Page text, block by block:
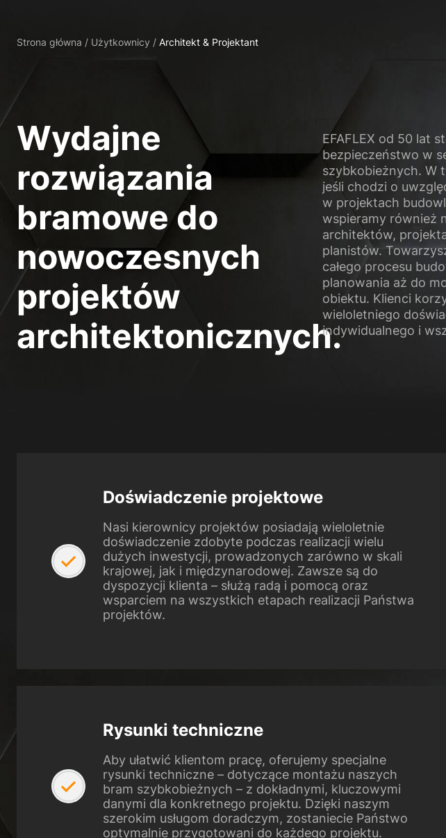
Strona główna / Użytkownicy / Architekt & Projektant
Wydajne
rozwiązania
bramowe do
nowoczesnych
projektów
architektonicznych.
EFAFLEX od 50 lat
bezpieczeństwo w
szybkobieżnych. W
jeśli chodzi o
w projektach
wspieramy również
architektów,
planistów.
całego procesu
planowania aż do
obiektu. Klienci
wieloletniego
indywidualnego i
Doświadczenie projektowe
Nasi kierownicy projektów posiadają wieloletnie
doświadczenie zdobyte podczas realizacji wielu
dużych inwestycji, prowadzonych zarówno w skali
krajowej, jak i międzynarodowej. Zawsze są do
dyspozycji klienta – służą radą i pomocą oraz
wsparciem na wszystkich etapach realizacji Państwa
projektów.
Rysunki techniczne
Aby ułatwić klientom pracę, oferujemy specjalne
rysunki techniczne – dotyczące montażu naszych
bram szybkobieżnych – z dokładnymi, kluczowymi
danymi dla konkretnego projektu. Dzięki naszym
szerokim usługom doradczym, zostaniecie Państwo
optymalnie przygotowani do każdego projektu.
Pokaż
Media zewnętrzne (2)
Treści z platform wideo i platform mediów
zostały zaakceptowane, dostęp do tych zawartości nie
Pokaż